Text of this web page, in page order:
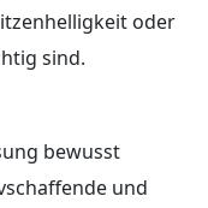
oder
sind.
bewusst
und